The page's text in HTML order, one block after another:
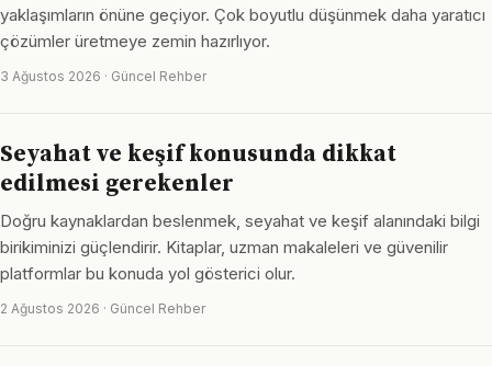
yaklaşımların önüne geçiyor. Çok boyutlu düşünmek daha yaratıcı
çözümler üretmeye zemin hazırlıyor.
3 Ağustos 2026 · Güncel Rehber
Seyahat ve keşif konusunda dikkat
edilmesi gerekenler
Doğru kaynaklardan beslenmek, seyahat ve keşif alanındaki bilgi
birikiminizi güçlendirir. Kitaplar, uzman makaleleri ve güvenilir
platformlar bu konuda yol gösterici olur.
2 Ağustos 2026 · Güncel Rehber